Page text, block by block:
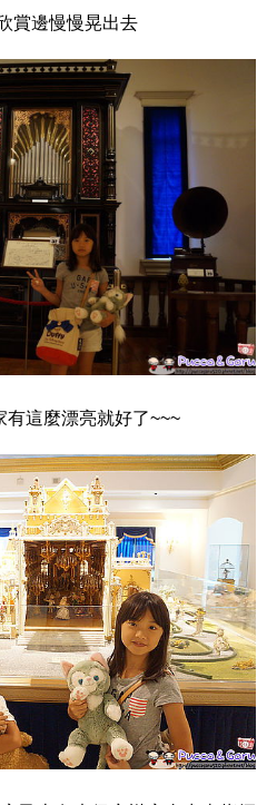
賞邊慢慢晃出去
有這麼漂亮就好了~~~